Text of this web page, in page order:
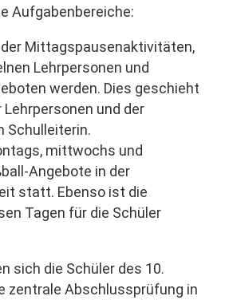
Aufgabenbereiche:
der Mittagspausenaktivitäten,
Lehrpersonen und
werden. Dies geschieht
und der
Schulleiterin.
mittwochs und
Angebote in der
statt. Ebenso ist die
Tagen für die Schüler
sich die Schüler des 10.
zentrale Abschlussprüfung in